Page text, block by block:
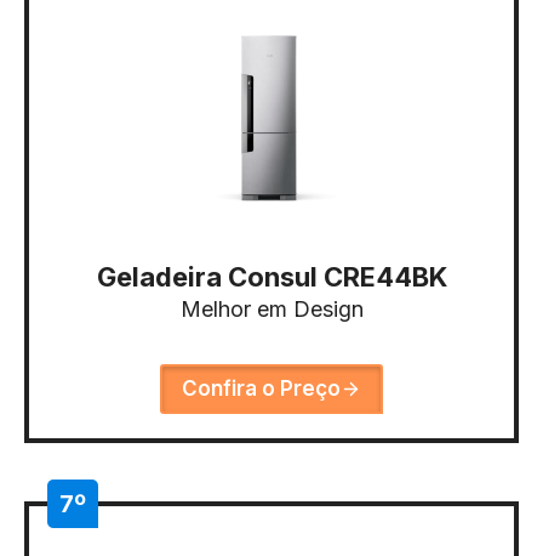
Geladeira Consul CRE44BK
Melhor em Design
Confira o Preço
7º